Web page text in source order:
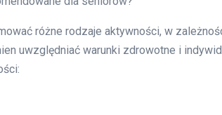
różne rodzaje aktywności, w
uwzględniać warunki zdrowotne i